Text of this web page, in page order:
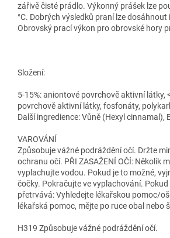
zářivě čisté prádlo. Výkonný prášek lze
°C. Dobrých výsledků praní lze
Obrovský prací výkon pro obrovské hory
Složení:
5-15%: aniontové povrchově aktivní látky,
povrchově aktivní látky, fosfonáty,
Další ingredience: Vůně (Hexyl cinnamal),
VAROVÁNÍ
Způsobuje vážné podráždění očí. Držte
ochranu očí. PŘI ZASAŽENÍ OČÍ: Několik
vyplachujte vodou. Pokud je to možné,
čočky. Pokračujte ve vyplachování.
přetrvává: Vyhledejte lékařskou pomoc/
lékařská pomoc, mějte po ruce obal nebo
H319 Způsobuje vážné podráždění očí.